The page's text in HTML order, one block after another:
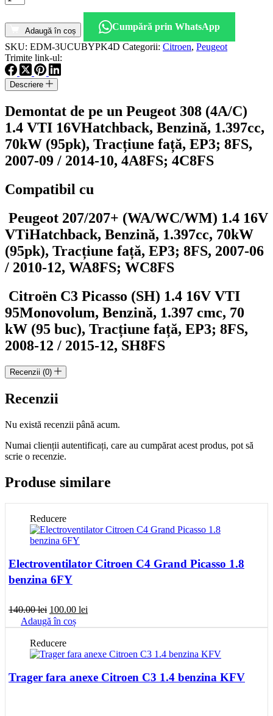
Motor
anexe
Peugeot
308
1.4
VTI
16V
CP
cod
8FS
Adaugă în coș
Cumpără prin WhatsApp
SKU: EDM-3UCUBYPK4D Categorii: Citroen, Peugeot
Trimite link-ul:
Descriere
Demontat de pe un Peugeot 308 (4A/C)
1.4 VTI 16VHatchback, Benzină, 1.397cc,
70kW (95pk), Tracțiune față, EP3; 8FS,
2007-09 / 2014-10, 4A8FS; 4C8FS
Compatibil cu
Peugeot 207/207+ (WA/WC/WM) 1.4 16V
VTiHatchback, Benzină, 1.397cc, 70kW
(95pk), Tracțiune față, EP3; 8FS, 2007-06
/ 2010-12, WA8FS; WC8FS
Citroën C3 Picasso (SH) 1.4 16V VTI
95Monovolum, Benzină, 1.397 cmc, 70
kW (95 buc), Tracțiune față, EP3; 8FS,
2008-12 / 2015-12, SH8FS
Recenzii (0)
Recenzii
Nu există recenzii până acum.
Numai clienții autentificați, care au cumpărat acest produs, pot să
scrie o recenzie.
Produse similare
Reducere
Electroventilator Citroen C4 Grand Picasso 1.8
benzina 6FY
140.00lei Prețul
inițial
a
fost:
140.00 lei.
100.00 lei
este:
Adaugă în coș
Reducere
Trager fara anexe Citroen C3 1.4 benzina KFV